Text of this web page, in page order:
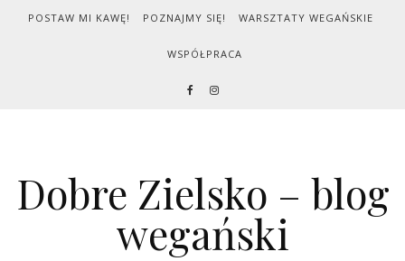
Skip to content
POSTAW MI KAWĘ! POZNAJMY SIĘ! WARSZTATY WEGAŃSKIE
WSPÓŁPRACA
Dobre Zielsko – blog
wegański